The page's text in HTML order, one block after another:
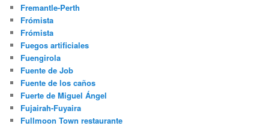
Fremantle-Perth
Frómista
Frómista
Fuegos artificiales
Fuengirola
Fuente de Job
Fuente de los caños
Fuerte de Miguel Ángel
Fujairah-Fuyaira
Fullmoon Town restaurante